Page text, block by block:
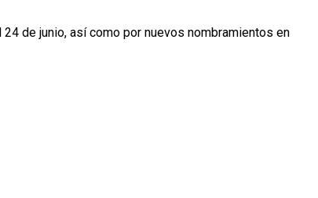
de junio, así como por nuevos nombramientos en